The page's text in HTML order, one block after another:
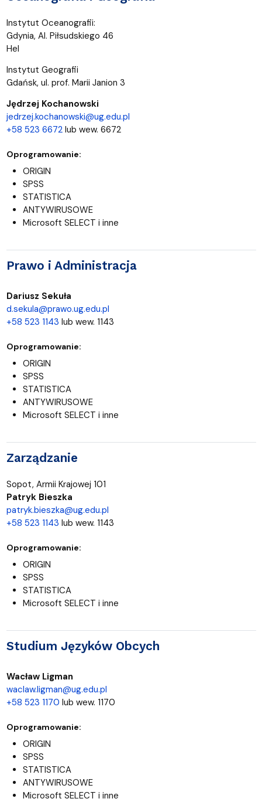
Instytut Oceanografii:
Gdynia, Al. Piłsudskiego 46
Hel
Instytut Geografii
Gdańsk, ul. prof. Marii Janion 3
Jędrzej Kochanowski
jedrzej.kochanowski@ug.edu.pl
+58 523 6672lub wew. 6672
Oprogramowanie:
ORIGIN
SPSS
STATISTICA
ANTYWIRUSOWE
Microsoft SELECT i inne
Prawo i Administracja
Dariusz Sekuła
d.sekula@prawo.ug.edu.pl
+58 523 1143 lub wew. 1143
Oprogramowanie:
ORIGIN
SPSS
STATISTICA
ANTYWIRUSOWE
Microsoft SELECT i inne
Zarządzanie
Sopot, Armii Krajowej 101
Patryk Bieszka
patryk.bieszka@ug.edu.pl
+58 523 1143 lub wew. 1143
Oprogramowanie:
ORIGIN
SPSS
STATISTICA
Microsoft SELECT i inne
Studium Języków Obcych
Wacław Ligman
waclaw.ligman@ug.edu.pl
+58 523 1170 lub wew. 1170
Oprogramowanie:
ORIGIN
SPSS
STATISTICA
ANTYWIRUSOWE
Microsoft SELECT i inne